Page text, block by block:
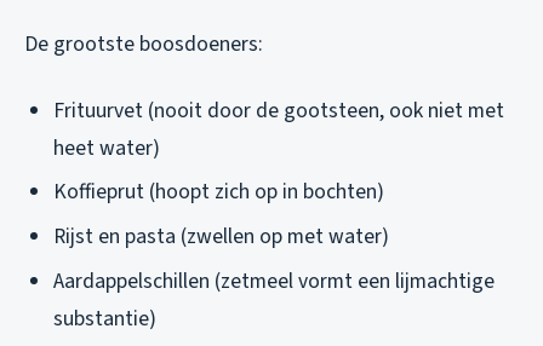
De grootste boosdoeners:
Frituurvet (nooit door de gootsteen, ook niet met
heet water)
Koffieprut (hoopt zich op in bochten)
Rijst en pasta (zwellen op met water)
Aardappelschillen (zetmeel vormt een lijmachtige
substantie)